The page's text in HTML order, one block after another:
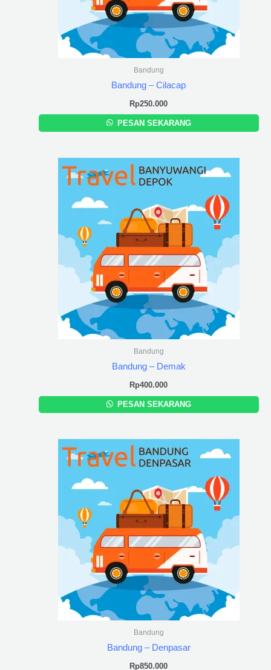
Bandung
Bandung – Cilacap
Rp250.000
PESAN SEKARANG
Bandung
Bandung – Demak
Rp400.000
PESAN SEKARANG
Bandung
Bandung – Denpasar
Rp850.000